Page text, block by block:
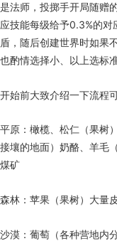
是法师，投掷手开局随赠
应技能每级给予0.3%的对
盾，随后创建世界时如果
也酌情选择小、以上选标
开始前大致介绍一下流程
平原：橄榄、松仁（果树
接壤的地面）奶酪、羊毛
煤矿
森林：苹果（果树）大量
沙漠：葡萄（各种营地内